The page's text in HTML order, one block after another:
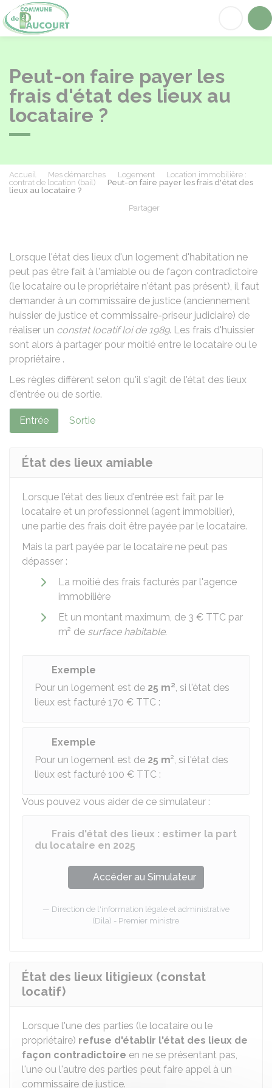
Peut-on faire payer les
frais d'état des lieux au
locataire ?
Accueil Mes démarches Logement
Location immobilière :
contrat de location (bail)
Peut-on faire payer les frais d'état des
lieux au locataire ?
Partager
Lorsque l'état des lieux d'un logement d'habitation ne
peut pas être fait à l'amiable ou de façon contradictoire
(le locataire ou le propriétaire n'étant pas présent), il faut
demander à un commissaire de justice (anciennement
huissier de justice et commissaire-priseur judiciaire) de
réaliser un constat locatif loi de 1989. Les frais d'huissier
sont alors à partager pour moitié entre le locataire ou le
propriétaire .
Les règles diffèrent selon qu'il s'agit de l'état des lieux
d'entrée ou de sortie.
Entrée Sortie
État des lieux amiable
Lorsque l'état des lieux d'entrée est fait par le
locataire et un professionnel (agent immobilier),
une partie des frais doit être payée par le locataire.
Mais la part payée par le locataire ne peut pas
dépasser :
La moitié des frais facturés par l'agence
immobilière
Et un montant maximum, de 3 € TTC par
m² de surface habitable.
Exemple
Pour un logement est de 25 m², si l'état des
lieux est facturé 170 € TTC :
Exemple
Pour un logement est de 25 m², si l'état des
lieux est facturé 100 € TTC :
Vous pouvez vous aider de ce simulateur :
Frais d'état des lieux : estimer la part
du locataire en 2025
Accéder au Simulateur
Direction de l'information légale et administrative
(Dila) - Premier ministre
État des lieux litigieux (constat
locatif)
Lorsque l'une des parties (le locataire ou le
propriétaire) refuse d'établir l'état des lieux de
façon contradictoire en ne se présentant pas,
l'une ou l'autre des parties peut faire appel à un
commissaire de justice.